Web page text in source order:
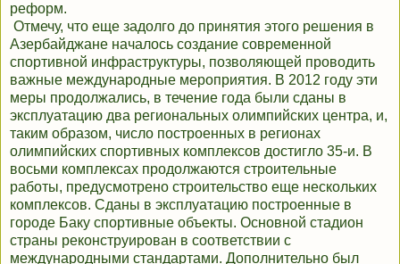
реформ.
Отмечу, что еще задолго до принятия этого решения в
Азербайджане началось создание современной
спортивной инфраструктуры, позволяющей проводить
важные международные мероприятия. В 2012 году эти
меры продолжались, в течение года были сданы в
эксплуатацию два региональных олимпийских центра, и,
таким образом, число построенных в регионах
олимпийских спортивных комплексов достигло 35-и. В
восьми комплексах продолжаются строительные
работы, предусмотрено строительство еще нескольких
комплексов. Сданы в эксплуатацию построенные в
городе Баку спортивные объекты. Основной стадион
страны реконструирован в соответствии с
международными стандартами. Дополнительно был